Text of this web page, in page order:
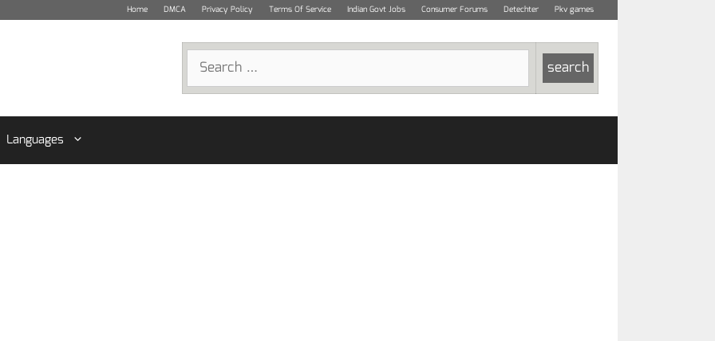
Home DMCA Privacy Policy Terms Of Service Indian Govt Jobs Consumer Forums Detechter Pkv games
Search
for:
Languages